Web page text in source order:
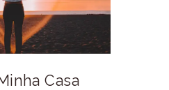
Casa